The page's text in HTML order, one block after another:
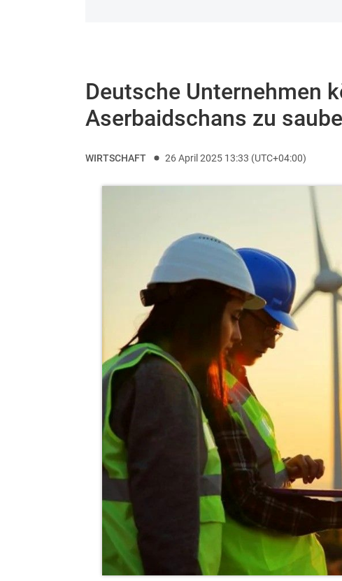
Deutsche Unternehmen
Aserbaidschans zu
WIRTSCHAFT 26 April 2025 13:33 (UTC+04:00)